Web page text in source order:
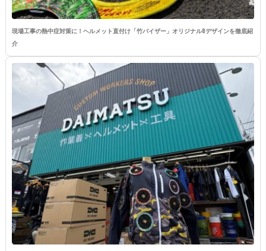
現場工事の熱中症対策に！ヘルメット直付け「竹バイザー」オリジナル8デザインを徹底紹
介